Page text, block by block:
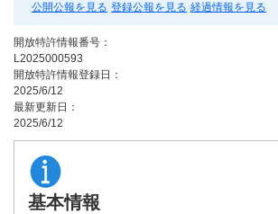
公開公報を見る 登録公報を見る 経過情報を見る
開放特許情報番号：
L2025000593
開放特許情報登録日：
2025/6/12
最新更新日：
2025/6/12
基本情報